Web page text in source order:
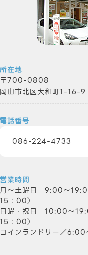
所在地
700-0808
岡山市北区大和町1-16-9
電話番号
086-224-4733
営業時間
月～土曜日 9:00～
15：00）
日曜・祝日 10:00～
15：00）
コインランドリー／